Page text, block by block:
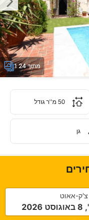
1 מתוך 24
50 מ''ר גודל
גן
צ'ק-אאוט